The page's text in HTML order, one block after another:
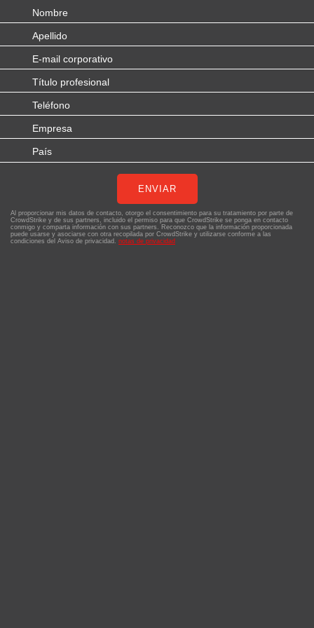
ENVIAR
Al proporcionar mis datos de contacto, otorgo el consentimiento para su tratamiento por parte de
CrowdStrike y de sus partners, incluido el permiso para que CrowdStrike se ponga en contacto
conmigo y comparta información con sus partners. Reconozco que la información proporcionada
puede usarse y asociarse con otra recopilada por CrowdStrike y utilizarse conforme a las
condiciones del Aviso de privacidad. notas de privacidad